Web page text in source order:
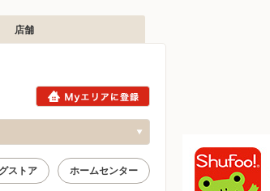
店舗
ストア ホームセンター